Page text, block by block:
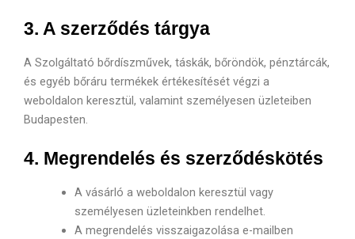
3. A szerződés tárgya
A Szolgáltató bőrdíszművek, táskák, bőröndök, pénztárcák,
és egyéb bőráru termékek értékesítését végzi a
weboldalon keresztül, valamint személyesen üzleteiben
Budapesten.
4. Megrendelés és szerződéskötés
A vásárló a weboldalon keresztül vagy
személyesen üzleteinkben rendelhet.
A megrendelés visszaigazolása e-mailben